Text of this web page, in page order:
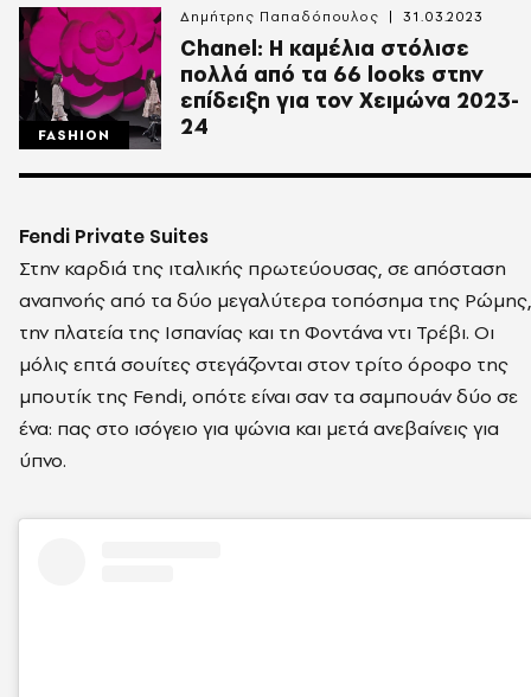
FASHION
Chanel: Η καμέλια στόλισε
πολλά από τα 66 looks στην
επίδειξη για τον Χειμώνα 2023-
24
Δημήτρης Παπαδόπουλος 31.03.2023
Fendi Private Suites
Στην καρδιά της ιταλικής πρωτεύουσας, σε απόσταση
αναπνοής από τα δύο μεγαλύτερα τοπόσημα της Ρώμης,
την πλατεία της Ισπανίας και τη Φοντάνα ντι Τρέβι. Οι
μόλις επτά σουίτες στεγάζονται στον τρίτο όροφο της
μπουτίκ της Fendi, οπότε είναι σαν τα σαμπουάν δύο σε
ένα: πας στο ισόγειο για ψώνια και μετά ανεβαίνεις για
ύπνο.